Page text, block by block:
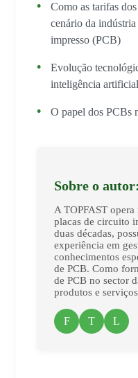
Como as tarifas
cenário da
impresso (PCB)
Evolução
inteligência artificial
O papel dos PCBs
Sobre o
A TOPFAST
placas de circuito
duas décadas,
experiência em
conhecimentos
de PCB. Como
de PCB no sector
produtos e
F T L